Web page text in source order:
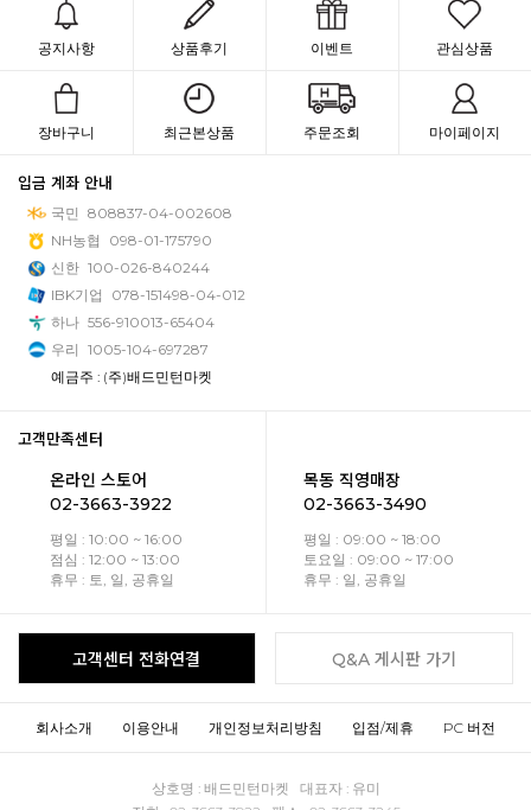
공지사항 상품후기 이벤트 관심상품
장바구니 최근본상품 주문조회 마이페이지
입금 계좌 안내
국민 808837-04-002608
NH농협
098-01-175790
신한 100-026-840244
IBK기업
078-151498-04-012
하나 556-910013-65404
우리 1005-104-697287
예금주 : (주)배드민턴마켓
고객만족센터
온라인 스토어
02-3663-3922
평일 : 10:00 ~ 16:00
점심 : 12:00 ~ 13:00
휴무 : 토, 일, 공휴일
목동 직영매장
02-3663-3490
평일 : 09:00 ~ 18:00
토요일 : 09:00 ~ 17:00
휴무 : 일, 공휴일
고객센터 전화연결 Q&A 게시판 가기
회사소개 이용안내 개인정보처리방침 입점/제휴 PC 버전
상호명 : 배드민턴마켓 대표자 : 유미